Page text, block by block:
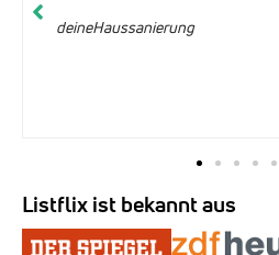
deineHaussanierung
Listflix ist bekannt aus